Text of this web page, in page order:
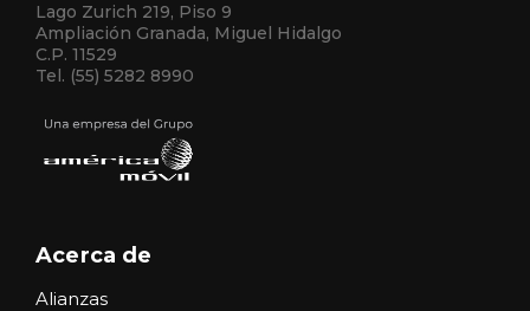
Lago Zurich 219, Piso 9
Ampliación Granada, Miguel Hidalgo
C.P. 11529
Tel. (55) 5282 8990
Acerca de
Alianzas